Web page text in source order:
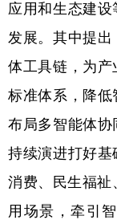
English
Русский
Deutsch
应用和生态建
发展。其中提
体工具链，为产
标准体系，降
布局多智能体协
持续演进打好基
消费、民生福祉
用场景，牵引